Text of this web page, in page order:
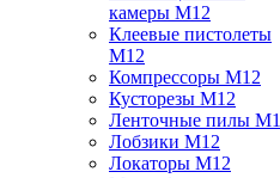
камеры M12
Клеевые пистолеты
M12
Компрессоры M12
Кусторезы M12
Ленточные пилы
Лобзики M12
Локаторы M12